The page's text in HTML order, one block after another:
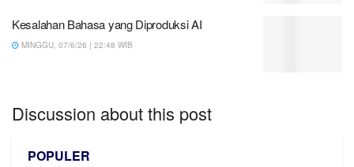
Kesalahan Bahasa yang Diproduksi AI
MINGGU, 07/6/26 | 22:48 WIB
Discussion about this post
POPULER